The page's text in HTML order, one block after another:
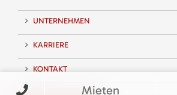
UNTERNEHMEN
KARRIERE
KONTAKT
Mieten